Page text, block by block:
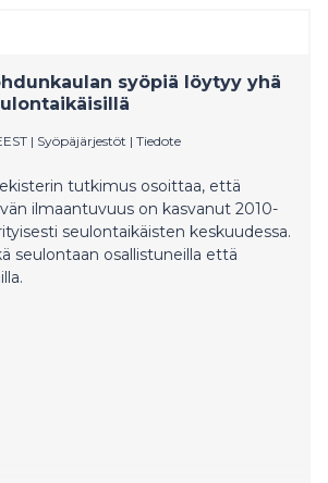
syöpiä löytyy yhä
| Syöpäjärjestöt | Tiedote
tutkimus osoittaa, että
ilmaantuvuus on kasvanut 2010-
seulontaikäisten keskuudessa.
seulontaan osallistuneilla että